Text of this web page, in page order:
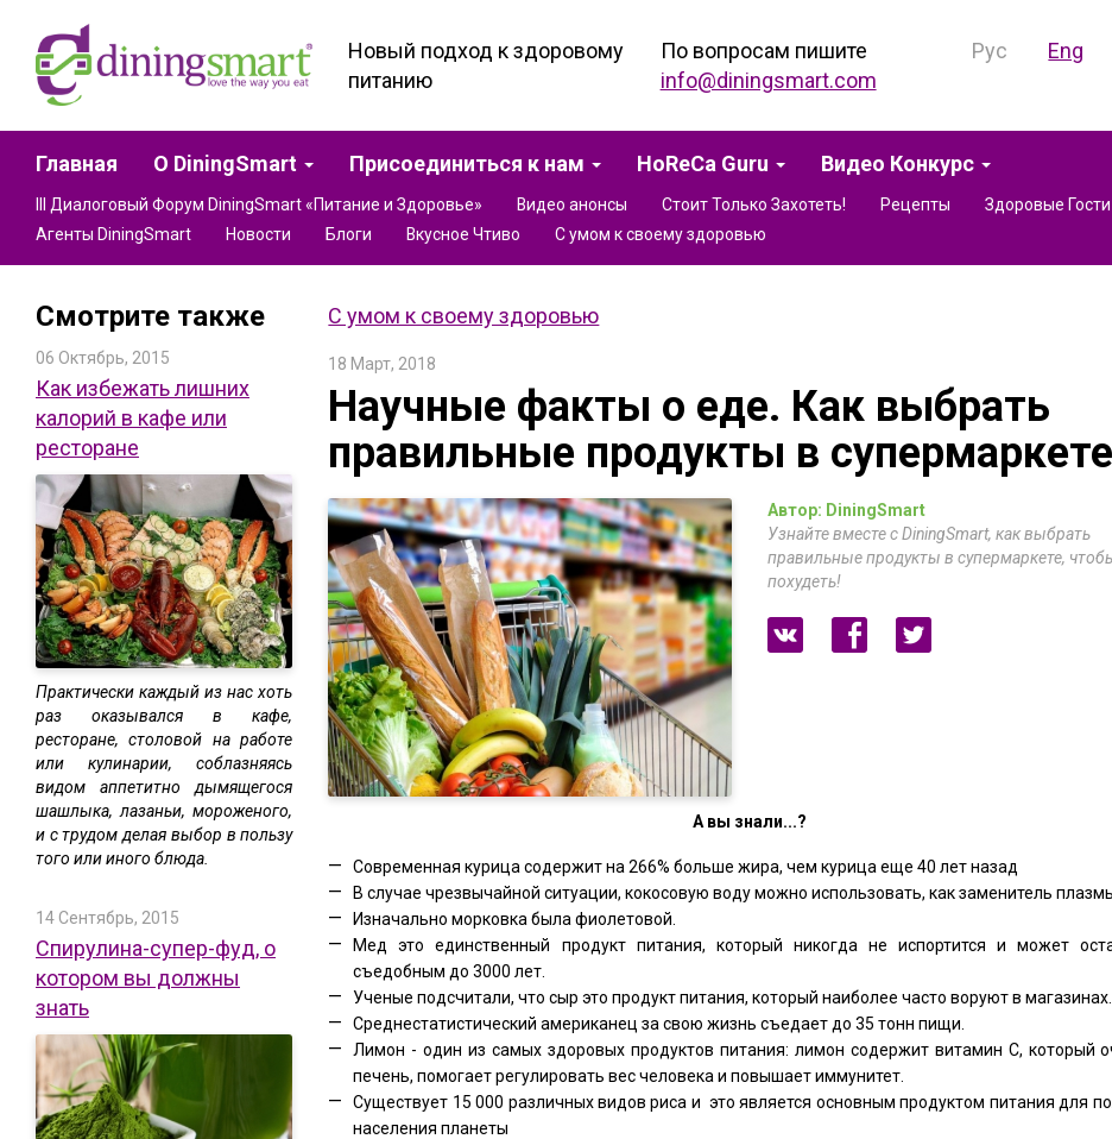
Новый подход к здоровому
питанию
По вопросам пишите
info@diningsmart.com
Рус Eng
Главная О DiningSmart Присоединиться к нам HoReCa Guru Видео Конкурс
III Диалоговый Форум DiningSmart «Питание и Здоровье» Видео анонсы Стоит Только Захотеть! Рецепты Здоровые Гости
Агенты DiningSmart
Новости Блоги Вкусное Чтиво С умом к своему здоровью
Смотрите также
06 Октябрь, 2015
Как избежать лишних
калорий в кафе или
ресторане
Практически каждый из нас хоть
раз оказывался в кафе,
ресторане, столовой на работе
или кулинарии, соблазняясь
видом аппетитно дымящегося
шашлыка, лазаньи, мороженого,
и с трудом делая выбор в пользу
того или иного блюда.
14 Сентябрь, 2015
Спирулина-супер-фуд, о
котором вы должны
знать
С умом к своему здоровью
18 Март, 2018
Научные факты о еде. Как выбрать
правильные продукты в
Автор: DiningSmart
Узнайте вместе с DiningSmart, как выбрать
правильные продукты в супермаркете,
похудеть!
А вы знали...?
Современная курица содержит на 266% больше жира, чем курица еще 40 лет назад
В случае чрезвычайной ситуации, кокосовую воду можно использовать, как заменитель
Изначально морковка была фиолетовой.
Мед это единственный продукт питания, который никогда не испортится и может
съедобным до 3000 лет.
Ученые подсчитали, что сыр это продукт питания, который наиболее часто воруют в магазинах.
Среднестатистический американец за свою жизнь съедает до 35 тонн пищи.
Лимон - один из самых здоровых продуктов питания: лимон содержит витамин С, который
печень, помогает регулировать вес человека и повышает иммунитет.
Существует 15 000 различных видов риса и это является основным продуктом питания для
населения планеты